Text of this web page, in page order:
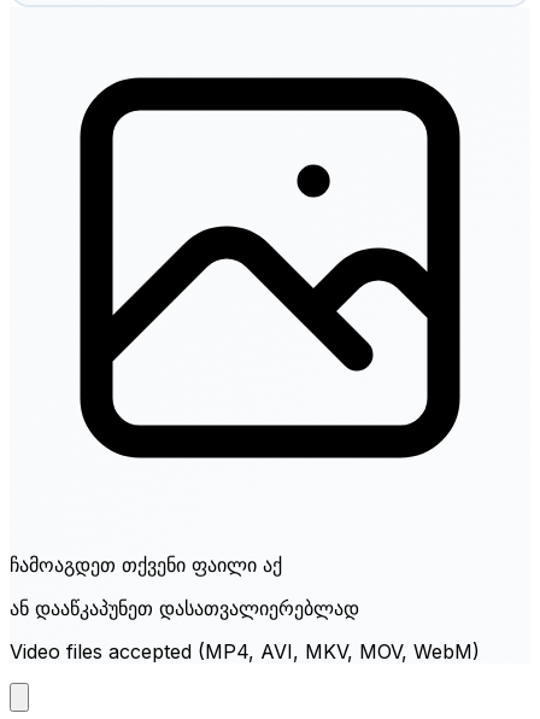
ჩამოაგდეთ თქვენი ფაილი აქ
ან დააწკაპუნეთ დასათვალიერებლად
Video files accepted (MP4, AVI, MKV, MOV, WebM)